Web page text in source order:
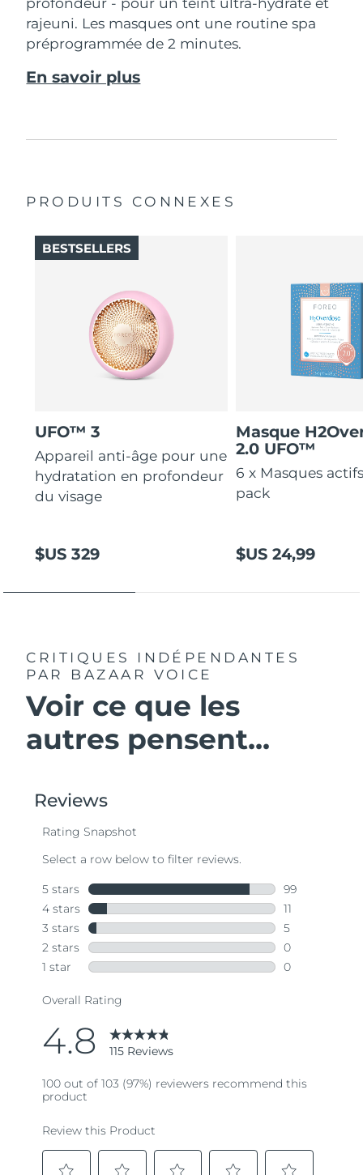
rajeuni. Les masques ont une routine spa
préprogrammée de 2 minutes.
En savoir plus
PRODUITS CONNEXES
UFO™ 3
Appareil anti-âge pour une
hydratation en profondeur
du visage
$US 329
BESTSELLERS
Masque
2.0 UFO™
6 x Masques
pack
$US 24,99
CRITIQUES INDÉPENDANTES
PAR BAZAAR VOICE
Voir ce que les
autres pensent...